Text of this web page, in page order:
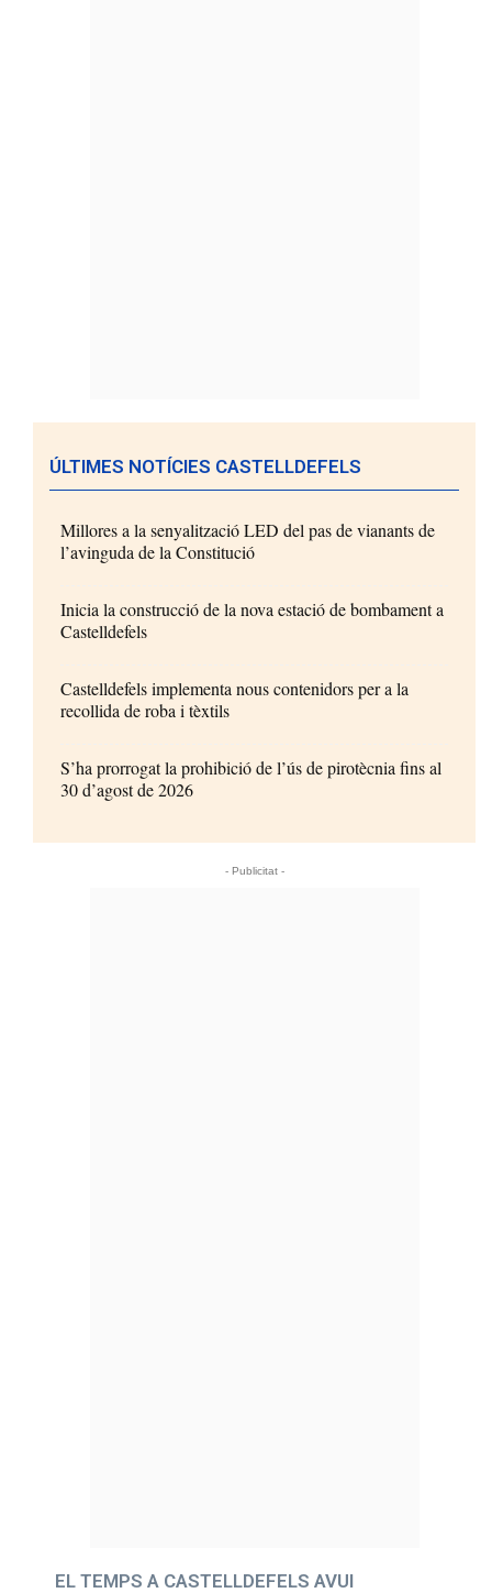
ÚLTIMES NOTÍCIES CASTELLDEFELS
Millores a la senyalització LED del pas de vianants de
l’avinguda de la Constitució
Inicia la construcció de la nova estació de bombament a
Castelldefels
Castelldefels implementa nous contenidors per a la
recollida de roba i tèxtils
S’ha prorrogat la prohibició de l’ús de pirotècnia fins al
30 d’agost de 2026
- Publicitat -
EL TEMPS A CASTELLDEFELS AVUI